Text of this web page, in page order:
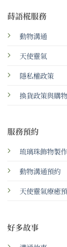
蒔語椛服務
動物溝通
天使靈氣
隱私權政策
換貨政策與購
服務預約
琉璃珠飾物製作
動物溝通預約
天使靈氣療癒
好多故事